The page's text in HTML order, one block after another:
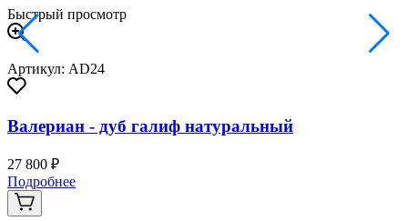
Быстрый просмотр
Артикул: AD24
Валериан - дуб галиф натуральный
27 800 ₽
Подробнее